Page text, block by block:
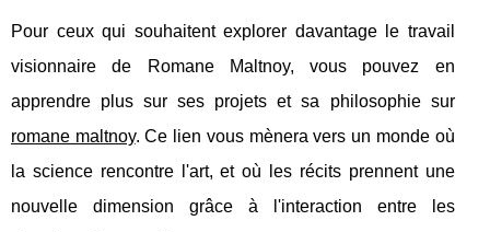
Pour ceux qui souhaitent explorer davantage le travail
visionnaire de Romane Maltnoy, vous pouvez en
apprendre plus sur ses projets et sa philosophie sur
romane maltnoy. Ce lien vous mènera vers un monde où
la science rencontre l'art, et où les récits prennent une
nouvelle dimension grâce à l'interaction entre les